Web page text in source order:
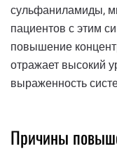
сульфаниламиды,
пациентов с этим
повышение
отражает высокий
выраженность
Причины